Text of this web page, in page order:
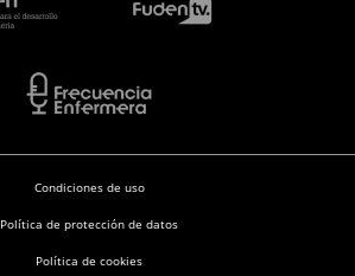
Condiciones de uso
Política de protección de datos
Política de cookies